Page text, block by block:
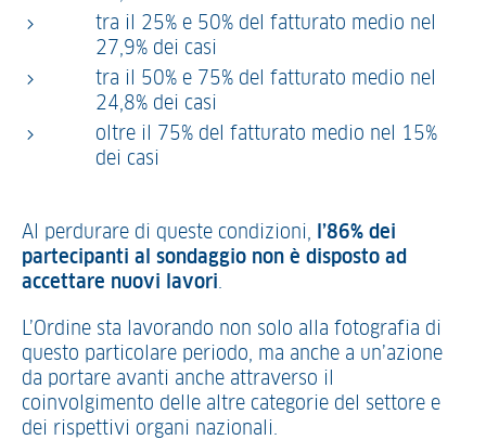
tra il 25% e 50% del fatturato medio nel
27,9% dei casi
tra il 50% e 75% del fatturato medio nel
24,8% dei casi
oltre il 75% del fatturato medio nel 15%
dei casi
Al perdurare di queste condizioni,
l’86% dei
partecipanti al sondaggio non è disposto ad
accettare nuovi lavori.
L’Ordine sta lavorando non solo alla fotografia di
questo particolare periodo, ma anche a un’azione
da portare avanti anche attraverso il
coinvolgimento delle altre categorie del settore e
dei rispettivi organi nazionali.